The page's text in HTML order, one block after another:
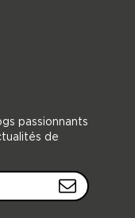
passionnants
de